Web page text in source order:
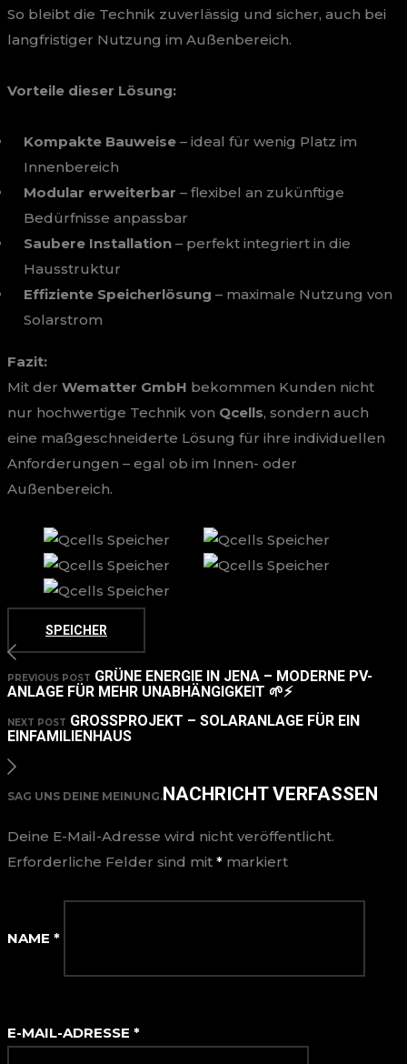
So bleibt die Technik zuverlässig und sicher, auch bei
langfristiger Nutzung im Außenbereich.
Vorteile dieser Lösung:
Kompakte Bauweise – ideal für wenig Platz im
Innenbereich
Modular erweiterbar – flexibel an zukünftige
Bedürfnisse anpassbar
Saubere Installation – perfekt integriert in die
Hausstruktur
Effiziente Speicherlösung – maximale Nutzung von
Solarstrom
Fazit:
Mit der Wematter GmbH bekommen Kunden nicht
nur hochwertige Technik von Qcells, sondern auch
eine maßgeschneiderte Lösung für ihre individuellen
Anforderungen – egal ob im Innen- oder
Außenbereich.
SPEICHER
PREVIOUS POST GRÜNE ENERGIE IN JENA – MODERNE PV-
ANLAGE FÜR MEHR UNABHÄNGIGKEIT 🌱⚡
NEXT POST GROSSPROJEKT – SOLARANLAGE FÜR EIN E
INFAMILIENHAUS
SAG UNS DEINE MEINUNG.NACHRICHT VERFASSEN
Deine E-Mail-Adresse wird nicht veröffentlicht.
Erforderliche Felder sind mit * markiert
NAME *
E-MAIL-ADRESSE *